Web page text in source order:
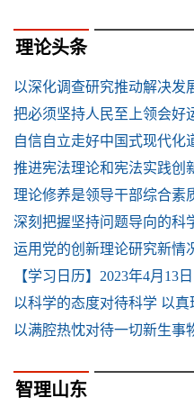
理论头条
以深化调查研究推动解决发
把必须坚持人民至上领会好
自信自立走好中国式现代化
推进宪法理论和宪法实践创
理论修养是领导干部综合素
深刻把握坚持问题导向的科
运用党的创新理论研究新情
【学习日历】2023年4月13日
以科学的态度对待科学 以
以满腔热忱对待一切新生事
智理山东